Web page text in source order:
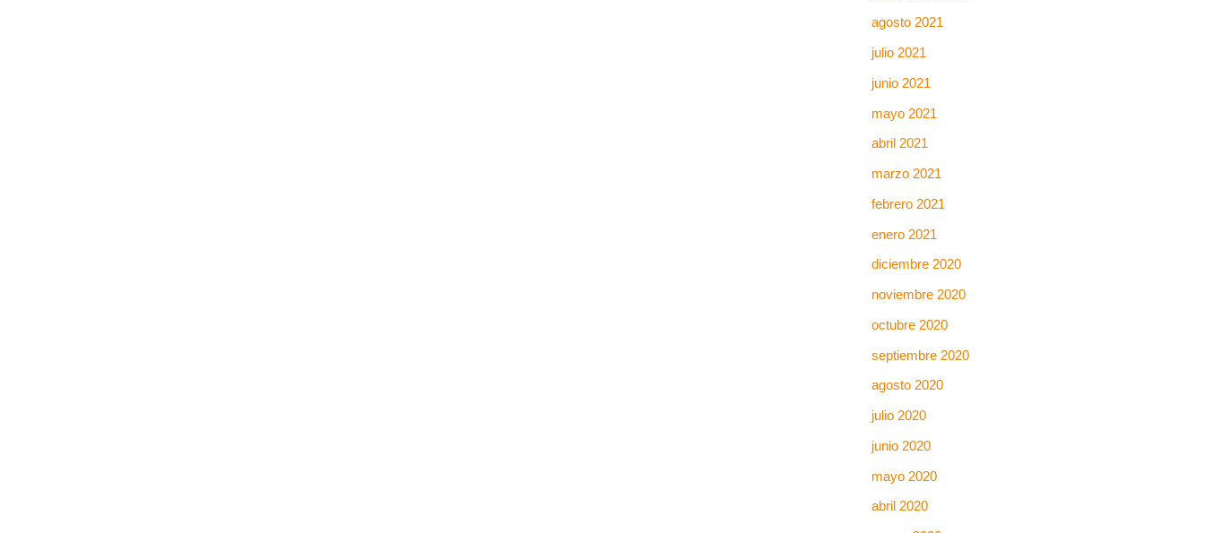
agosto 2021
julio 2021
junio 2021
mayo 2021
abril 2021
marzo 2021
febrero 2021
enero 2021
diciembre 2020
noviembre 2020
octubre 2020
septiembre 2020
agosto 2020
julio 2020
junio 2020
mayo 2020
abril 2020